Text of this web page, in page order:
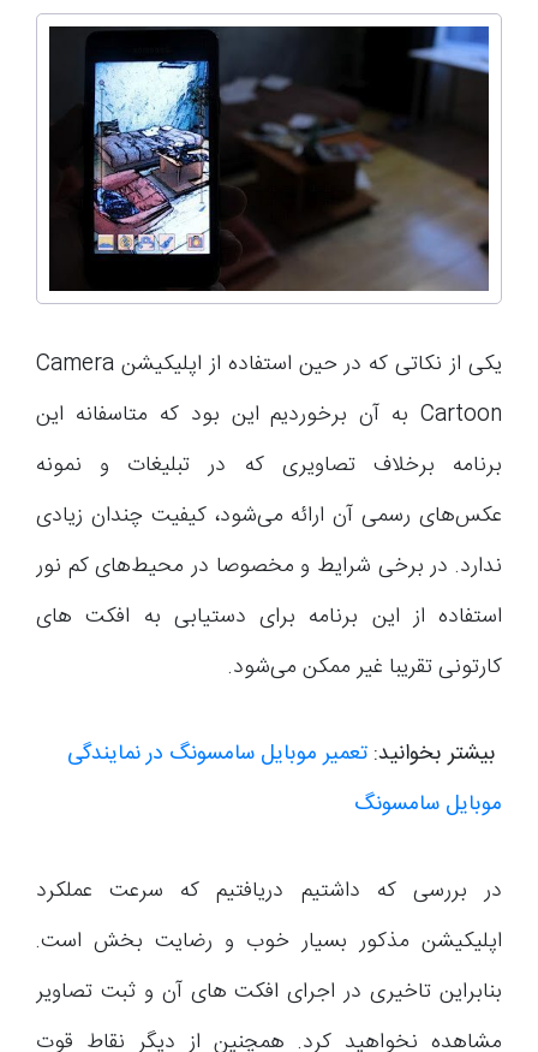
یکی از نکاتی که در حین استفاده از اپلیکیشن Camera
Cartoon به آن برخوردیم این بود که متاسفانه این
برنامه برخلاف تصاویری که در تبلیغات و نمونه
عکس‌های رسمی آن ارائه می‌شود، کیفیت چندان زیادی
ندارد. در برخی شرایط و مخصوصا در محیط‌های کم نور
استفاده از این برنامه برای دستیابی به افکت های
کارتونی تقریبا غیر ممکن می‌شود.
بیشتر بخوانید: تعمیر موبایل سامسونگ در نمایندگی
موبایل سامسونگ
در بررسی که داشتیم دریافتیم که سرعت عملکرد
اپلیکیشن مذکور بسیار خوب و رضایت بخش است.
بنابراین تاخیری در اجرای افکت های آن و ثبت تصاویر
مشاهده نخواهید کرد. همچنین از دیگر نقاط قوت